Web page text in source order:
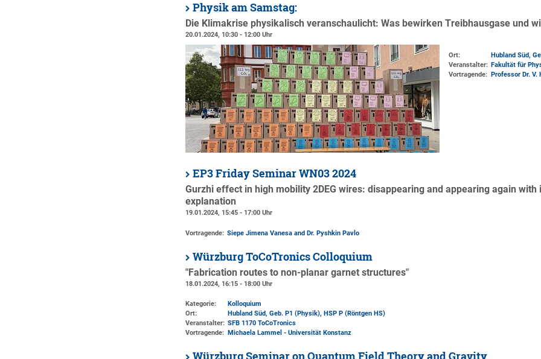
Physik am Samstag:
Die Klimakrise physikalisch veranschaulicht: Was bewirken Treibhausgase und
20.01.2024, 10:30 - 12:00 Uhr
Ort: Hubland Süd,
Veranstalter: Fakultät für
Vortragende: Professor Dr. V.
EP3 Friday Seminar WN03 2024
Gurzhi effect in high mobility 2DEG wires: disappearing and appearing again
explanation
19.01.2024, 15:45 - 17:00 Uhr
Vortragende: Siepe Jimena Vanesa and Dr. Pyshkin Pavlo
Würzburg ToCoTronics Colloquium
"Fabrication routes to non-planar garnet structures"
18.01.2024, 16:15 - 18:00 Uhr
Kategorie:
Kolloquium
Ort:
Hubland Süd, Geb. P1 (Physik), HSP P (Röntgen HS)
Veranstalter: SFB 1170 ToCoTronics
Vortragende:
Michaela Lammel - Universität Konstanz